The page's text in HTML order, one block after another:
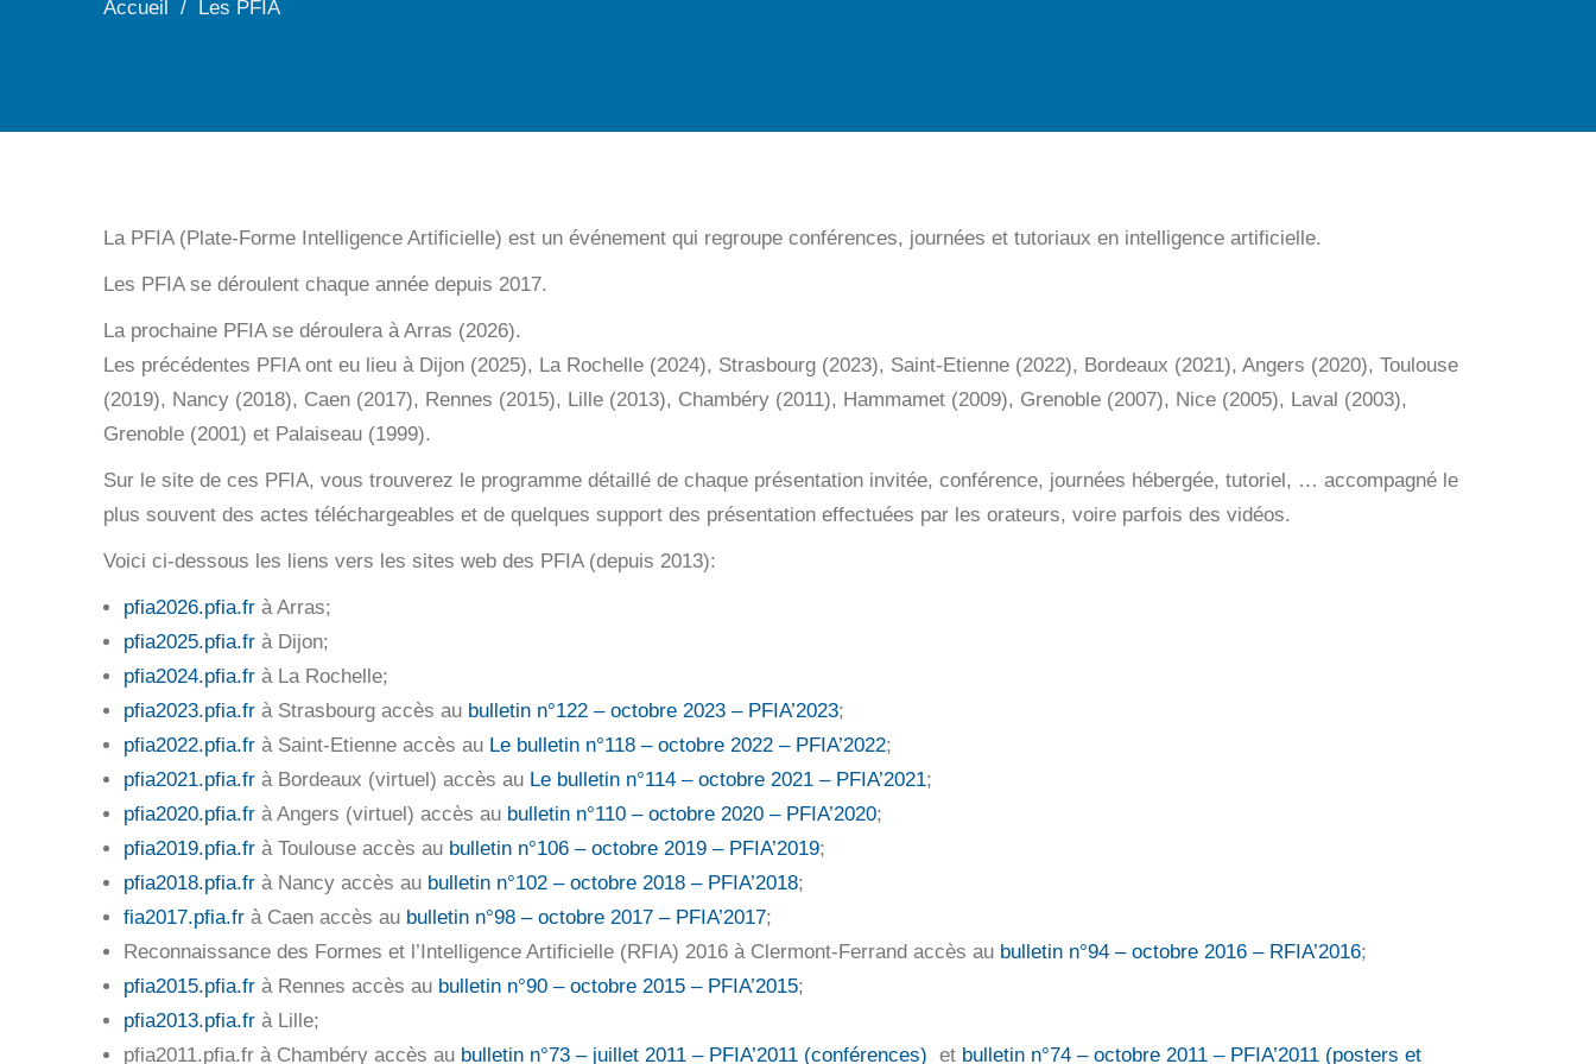
Accueil Les PFIA
La PFIA (Plate-Forme Intelligence Artificielle) est un événement qui regroupe conférences, journées et tutoriaux en intelligence artificielle.
Les PFIA se déroulent chaque année depuis 2017.
La prochaine PFIA se déroulera à Arras (2026).
Les précédentes PFIA ont eu lieu à Dijon (2025), La Rochelle (2024), Strasbourg (2023), Saint-Etienne (2022), Bordeaux (2021), Angers (2020), Toulouse
(2019), Nancy (2018), Caen (2017), Rennes (2015), Lille (2013), Chambéry (2011), Hammamet (2009), Grenoble (2007), Nice (2005), Laval (2003),
Grenoble (2001) et Palaiseau (1999).
Sur le site de ces PFIA, vous trouverez le programme détaillé de chaque présentation invitée, conférence, journées hébergée, tutoriel, … accompagné le
plus souvent des actes téléchargeables et de quelques support des présentation effectuées par les orateurs, voire parfois des vidéos.
Voici ci-dessous les liens vers les sites web des PFIA (depuis 2013):
pfia2026.pfia.fr à Arras;
pfia2025.pfia.fr à Dijon;
pfia2024.pfia.fr à La Rochelle;
pfia2023.pfia.fr à Strasbourg accès au bulletin n°122 – octobre 2023 – PFIA’2023;
pfia2022.pfia.fr à Saint-Etienne accès au Le bulletin n°118 – octobre 2022 – PFIA’2022;
pfia2021.pfia.fr à Bordeaux (virtuel) accès au Le bulletin n°114 – octobre 2021 – PFIA’2021;
pfia2020.pfia.fr à Angers (virtuel) accès au bulletin n°110 – octobre 2020 – PFIA’2020;
pfia2019.pfia.fr à Toulouse accès au bulletin n°106 – octobre 2019 – PFIA’2019;
pfia2018.pfia.fr à Nancy accès au bulletin n°102 – octobre 2018 – PFIA’2018;
fia2017.pfia.fr à Caen accès au bulletin n°98 – octobre 2017 – PFIA’2017;
Reconnaissance des Formes et l’Intelligence Artificielle (RFIA) 2016 à Clermont-Ferrand accès au bulletin n°94 – octobre 2016 – RFIA’2016;
pfia2015.pfia.fr à Rennes accès au bulletin n°90 – octobre 2015 – PFIA’2015;
pfia2013.pfia.fr à Lille;
pfia2011.pfia.fr à Chambéry accès au bulletin n°73 – juillet 2011 – PFIA’2011 (conférences) et bulletin n°74 – octobre 2011 – PFIA’2011 (posters et